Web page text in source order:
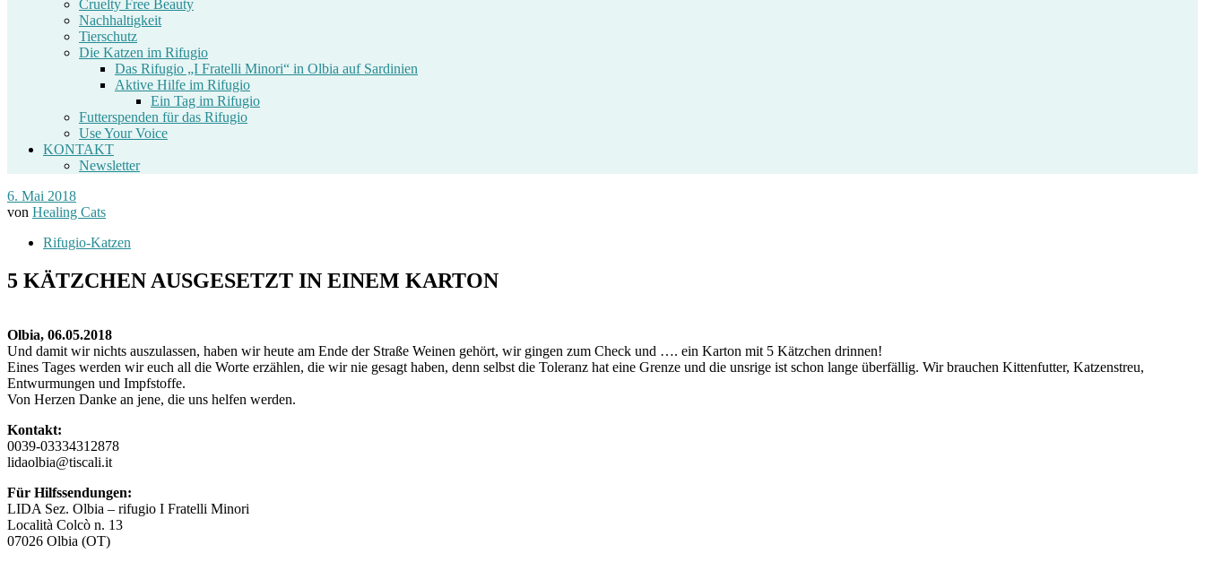
Cruelty Free Beauty
Nachhaltigkeit
Tierschutz
Die Katzen im Rifugio
Das Rifugio „I Fratelli Minori“ in Olbia auf Sardinien
Aktive Hilfe im Rifugio
Ein Tag im Rifugio
Futterspenden für das Rifugio
Use Your Voice
KONTAKT
Newsletter
6. Mai 2018
von Healing Cats
Rifugio-Katzen
5 KÄTZCHEN AUSGESETZT IN EINEM KARTON
Olbia, 06.05.2018
Und damit wir nichts auszulassen, haben wir heute am Ende der Straße Weinen gehört, wir gingen zum Check und …. ein Karton mit 5 Kätzchen drinnen!
Eines Tages werden wir euch all die Worte erzählen, die wir nie gesagt haben, denn selbst die Toleranz hat eine Grenze und die unsrige ist schon lange überfällig. Wir brauchen Kittenfutter, Katzenstreu,
Entwurmungen und Impfstoffe.
Von Herzen Danke an jene, die uns helfen werden.
Kontakt:
0039-03334312878
lidaolbia@tiscali.it
Für Hilfssendungen:
LIDA Sez. Olbia – rifugio I Fratelli Minori
Località Colcò n. 13
07026 Olbia (OT)